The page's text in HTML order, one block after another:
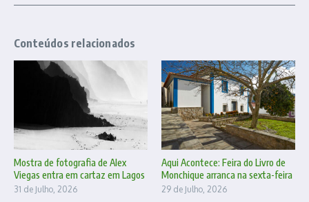
Conteúdos relacionados
Mostra de fotografia de Alex
Viegas entra em cartaz em Lagos
31 de Julho, 2026
Aqui Acontece: Feira do Livro de
Monchique arranca na sexta-feira
29 de Julho, 2026